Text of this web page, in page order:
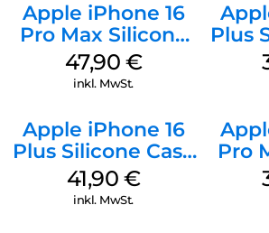
Apple iPhone 16
Pro Max Silicone
Case MagSafe
Black
47,90 €
inkl. MwSt.
Plus
Apple iPhone 16
Plus Silicone Case
MagSafe Stone
Gray
41,90 €
inkl. MwSt.
Pro